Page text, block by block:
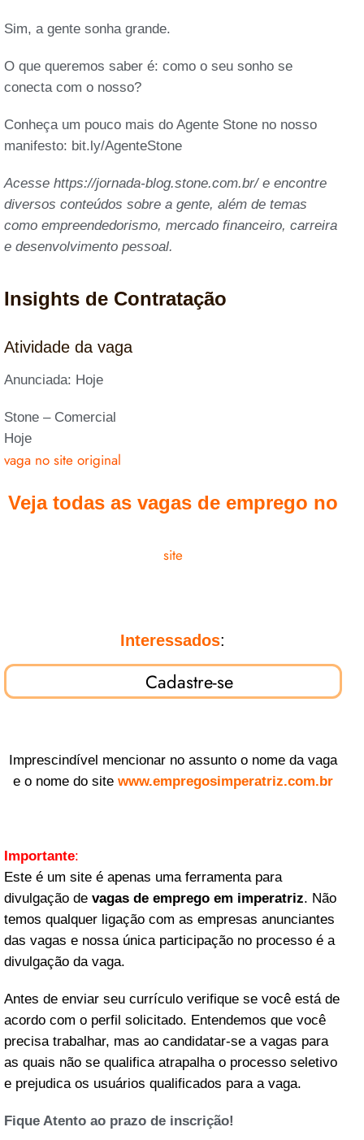
Sim, a gente sonha grande.
O que queremos saber é: como o seu sonho se
conecta com o nosso?
Conheça um pouco mais do Agente Stone no nosso
manifesto: bit.ly/AgenteStone
Acesse https://jornada-blog.stone.com.br/ e encontre
diversos conteúdos sobre a gente, além de temas
como empreendedorismo, mercado financeiro, carreira
e desenvolvimento pessoal.
Insights de Contratação
Atividade da vaga
Anunciada: Hoje
Stone – Comercial
Hoje
vaga no site original
Veja todas as vagas de emprego no
site
Interessados:
Cadastre-se
Imprescindível mencionar no assunto o nome da vaga
e o nome do site www.empregosimperatriz.com.br
Importante:
Este é um site é apenas uma ferramenta para
divulgação de vagas de emprego em imperatriz. Não
temos qualquer ligação com as empresas anunciantes
das vagas e nossa única participação no processo é a
divulgação da vaga.
Antes de enviar seu currículo verifique se você está de
acordo com o perfil solicitado. Entendemos que você
precisa trabalhar, mas ao candidatar-se a vagas para
as quais não se qualifica atrapalha o processo seletivo
e prejudica os usuários qualificados para a vaga.
Fique Atento ao prazo de inscrição!